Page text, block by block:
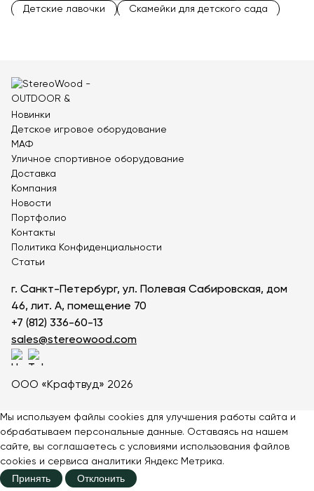
Детские лавочки
Скамейки для детского сада
Скамейки для детской площадки
Скамейки со спинкой
Стальные скамейки
Легкие скамейки
Двухсторонние скамейки
Скамейки без подлокотников
Скамейки с подлокотниками
Переносные скамейки
Лавки из бруса
Скамейки вокруг дерева или столба
Скамейки из лиственницы
Скамейки из сосны
Скамейки из металла и дерева
Металлические скамейки
Полукруглые скамейки
Cкамейки из профильной трубы
Садовые скамейки со спинкой
Новинки
Детское игровое оборудование
МАФ
Уличное спортивное оборудование
Доставка
Компания
Новости
Портфолио
Контакты
Политика Конфиденциальности
Статьи
г. Санкт-Петербург, ул. Полевая Сабировская, дом
46, лит. А, помещение 70
+7 (812) 336-60-13
sales@stereowood.com
ООО «Крафтвуд» 2026
Мы используем файлы cookies для улучшения работы сайта и
обрабатываем персональные данные. Оставаясь на нашем
сайте, вы соглашаетесь с условиями использования файлов
cookies и сервиса аналитики Яндекс Метрика.
Принять Отклонить